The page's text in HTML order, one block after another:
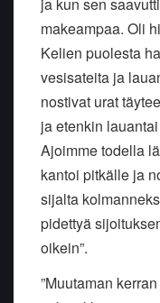
makeampaa. Oli
Kelien puolesta
vesisateita ja
nostivat urat
ja etenkin
Ajoimme todella
kantoi pitkälle ja
sijalta
pidettyä
oikein”.
”Muutaman